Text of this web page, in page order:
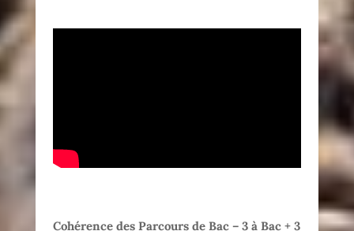
Cohérence des Parcours de Bac – 3 à Bac + 3